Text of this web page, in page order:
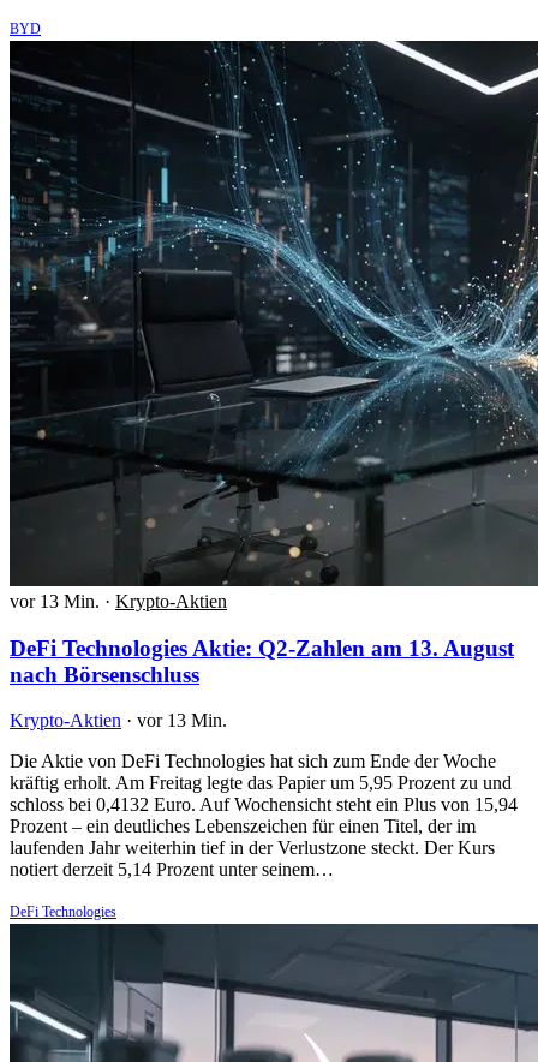
BYD
vor 13 Min. · Krypto-Aktien
DeFi Technologies Aktie: Q2-Zahlen am 13. August
nach Börsenschluss
Krypto-Aktien · vor 13 Min.
Die Aktie von DeFi Technologies hat sich zum Ende der Woche
kräftig erholt. Am Freitag legte das Papier um 5,95 Prozent zu und
schloss bei 0,4132 Euro. Auf Wochensicht steht ein Plus von 15,94
Prozent – ein deutliches Lebenszeichen für einen Titel, der im
laufenden Jahr weiterhin tief in der Verlustzone steckt. Der Kurs
notiert derzeit 5,14 Prozent unter seinem…
DeFi Technologies